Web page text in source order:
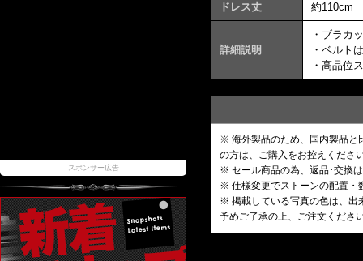
スポンサー広告
ドレス丈 約110cm
詳細説明
・ブラカ
・ベルト
・高品位
※ 海外製品のため、国内製品と
の方は、ご購入をお控えくださ
※ セール商品の為、返品･交換
※ 仕様変更でストーンの配置・
※ 掲載している写真の色は、出
予めご了承の上、ご注文くださ